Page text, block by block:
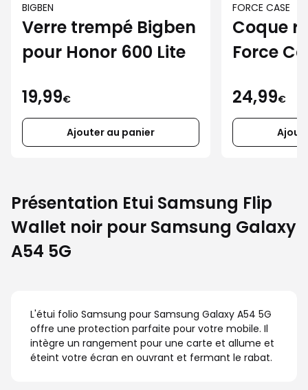
BIGBEN
Verre trempé Bigben
pour Honor 600 Lite
19,99€
Ajouter au panier
FORCE CASE
Coque
Force
24,99€
Présentation Etui Samsung Flip
Wallet noir pour Samsung Galaxy
A54 5G
L'étui folio Samsung pour Samsung Galaxy A54 5G
offre une protection parfaite pour votre mobile. Il
intègre un rangement pour une carte et allume et
éteint votre écran en ouvrant et fermant le rabat.